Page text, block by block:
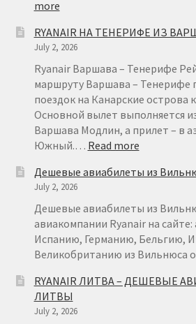
more:
ГЕРМАНИЯ
ОТ
€
15
RYANAIR НА ТЕНЕРИФЕ ИЗ
July 2, 2026
Ryanair Варшава – Тенерифе
маршруту Варшава – Тенерифе
поездок на Канарские острова
Основной вылет выполняется
Варшава Модлин, а прилет – в
Южный.… Read more:
НА
ИЗ
ВАРШАВЫ
ОТ
€
Дешевые авиабилеты из
July 2, 2026
Дешевые авиабилеты из
авиакомпании Ryanair на
Испанию, Германию, Бельгию,
Великобританию из Вильнюса
RYANAIR ЛИТВА – ДЕШЕВЫЕ
ЛИТВЫ
July 2, 2026